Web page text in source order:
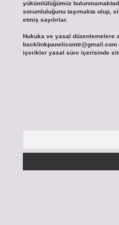
yükümlülüğümüz
sorumluluğunu taşımakta olup,
etmiş sayılırlar.
Hukuka ve yasal düzenlemelere
backlinkpanelicomtr@gmail.com
içerikler yasal süre içerisinde